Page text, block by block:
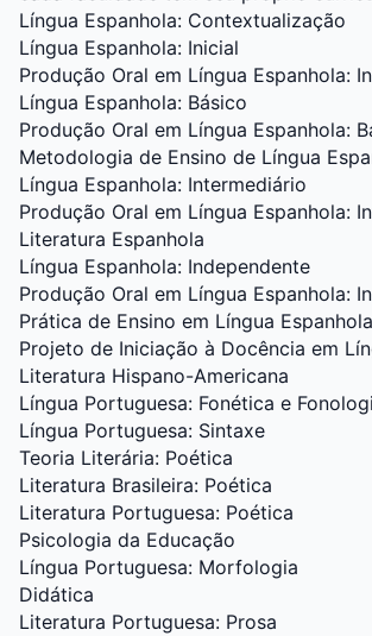
Língua Espanhola: Contextualização
Língua Espanhola: Inicial
Produção Oral em Língua Espanhola:
Língua Espanhola: Básico
Produção Oral em Língua Espanhola:
Metodologia de Ensino de Língua
Língua Espanhola: Intermediário
Produção Oral em Língua Espanhola:
Literatura Espanhola
Língua Espanhola: Independente
Produção Oral em Língua Espanhola:
Prática de Ensino em Língua Espanhola
Projeto de Iniciação à Docência em
Literatura Hispano-Americana
Língua Portuguesa: Fonética e
Língua Portuguesa: Sintaxe
Teoria Literária: Poética
Literatura Brasileira: Poética
Literatura Portuguesa: Poética
Psicologia da Educação
Língua Portuguesa: Morfologia
Didática
Literatura Portuguesa: Prosa